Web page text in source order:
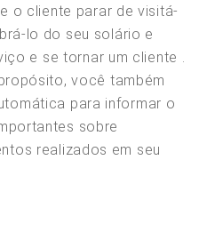
o cliente parar de visitá-
lo do seu solário e
e se tornar um cliente .
você também
para informar o
sobre
realizados em seu